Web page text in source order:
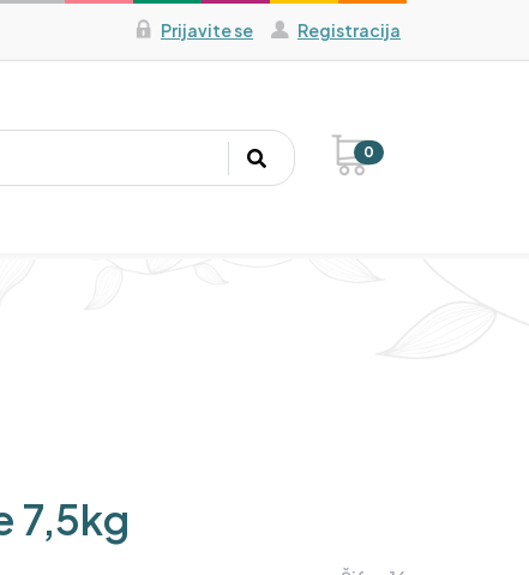
Prijavite se Registracija
0
7,5kg